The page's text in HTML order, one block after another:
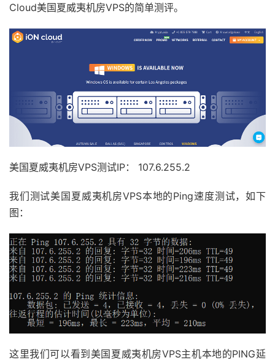
Cloud美国夏威夷机房VPS的简单测评。
美国夏威夷机房VPS测试IP： 107.6.255.2
我们测试美国夏威夷机房VPS本地的Ping速度测试，如下
图：
这里我们可以看到美国夏威夷机房VPS主机本地的PING延